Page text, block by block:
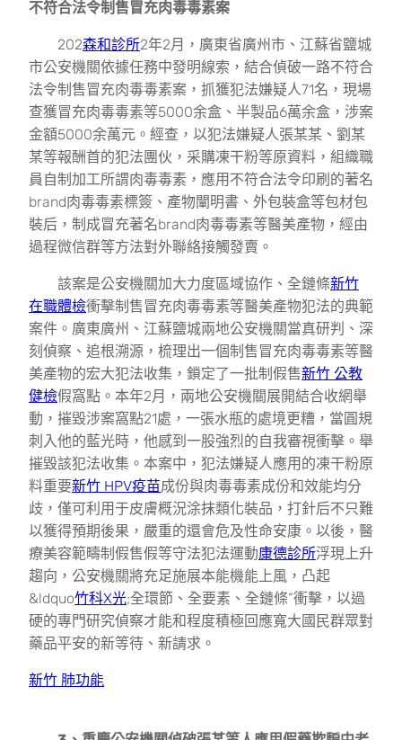
不符合法令制售冒充肉毒毒素案
202森和診所2年2月，廣東省廣州市、江蘇省鹽城
市公安機關依據任務中發明線索，結合偵破一路不符合
法令制售冒充肉毒毒素案，抓獲犯法嫌疑人71名，現場
查獲冒充肉毒毒素等5000余盒、半製品6萬余盒，涉案
金額5000余萬元。經查，以犯法嫌疑人張某某、劉某
某等報酬首的犯法團伙，采購凍干粉等原資料，組織職
員自制加工所謂肉毒毒素，應用不符合法令印刷的著名
brand肉毒毒素標簽、產物闡明書、外包裝盒等包材包
裝后，制成冒充著名brand肉毒毒素等醫美產物，經由
過程微信群等方法對外聯絡接觸發賣。
該案是公安機關加大力度區域協作、全鏈條新竹
在職體檢衝擊制售冒充肉毒毒素等醫美產物犯法的典範
案件。廣東廣州、江蘇鹽城兩地公安機關當真研判、深
刻偵察、追根溯源，梳理出一個制售冒充肉毒毒素等醫
美產物的宏大犯法收集，鎖定了一批制假售新竹 公教
健檢假窩點。本年2月，兩地公安機關展開結合收網舉
動，摧毀涉案窩點21處，一張水瓶的處境更糟，當圓規
刺入他的藍光時，他感到一股強烈的自我審視衝擊。舉
摧毀該犯法收集。本案中，犯法嫌疑人應用的凍干粉原
料重要新竹 HPV疫苗成份與肉毒毒素成份和效能均分
歧，僅可利用于皮膚概況涂抹類化裝品，打針后不只難
以獲得預期後果，嚴重的還會危及性命安康。以後，醫
療美容範疇制假售假等守法犯法運動康德診所浮現上升
趨向，公安機關將充足施展本能機能上風，凸起
&ldquo竹科X光;全環節、全要素、全鏈條”衝擊，以過
硬的專門研究偵察才能和程度積極回應寬大國民群眾對
藥品平安的新等待、新請求。
新竹 肺功能